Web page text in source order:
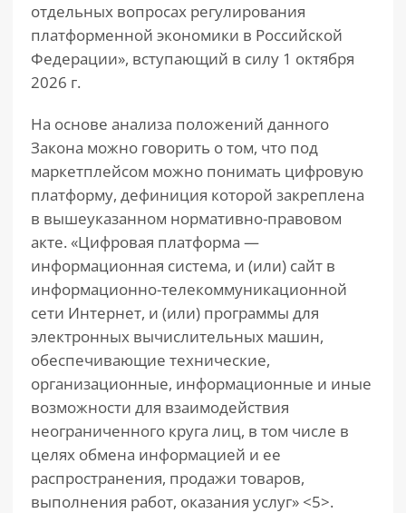
отдельных вопросах регулирования
платформенной экономики в Российской
Федерации», вступающий в силу 1 октября
2026 г.
На основе анализа положений данного
Закона можно говорить о том, что под
маркетплейсом можно понимать цифровую
платформу, дефиниция которой закреплена
в вышеуказанном нормативно-правовом
акте. «Цифровая платформа —
информационная система, и (или) сайт в
информационно-телекоммуникационной
сети Интернет, и (или) программы для
электронных вычислительных машин,
обеспечивающие технические,
организационные, информационные и иные
возможности для взаимодействия
неограниченного круга лиц, в том числе в
целях обмена информацией и ее
распространения, продажи товаров,
выполнения работ, оказания услуг» <5>.